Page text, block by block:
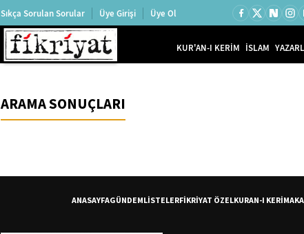
Sıkça Sorulan Sorular Üye Girişi Üye Ol
KUR'AN-I KERİM İSLAM
ARAMA SONUÇLARI
ANASAYFAGÜNDEMLİSTELERFİKRİYAT ÖZELKURAN-I KERİM